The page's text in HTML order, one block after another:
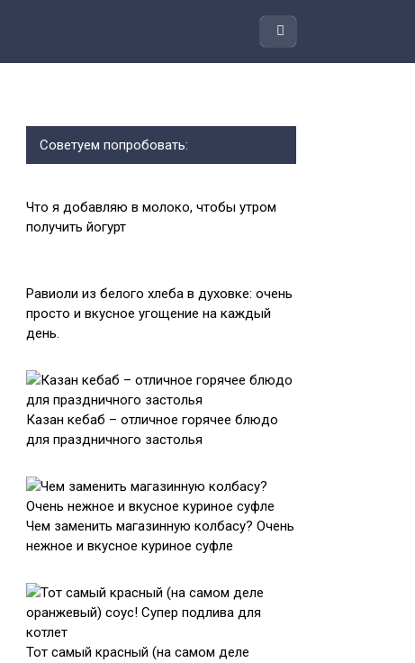
Советуем попробовать:
Что я добавляю в молоко, чтобы утром
получить йогурт
Равиоли из белого хлеба в духовке: очень
просто и вкусное угощение на каждый
день.
Казан кебаб – отличное горячее блюдо
для праздничного застолья
Чем заменить магазинную колбасу? Очень
нежное и вкусное куриное суфле
Тот самый красный (на самом деле